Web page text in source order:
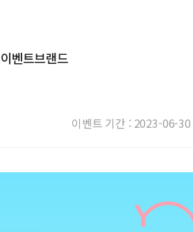
이벤트브랜드
이벤트 기간 : 2023-06-